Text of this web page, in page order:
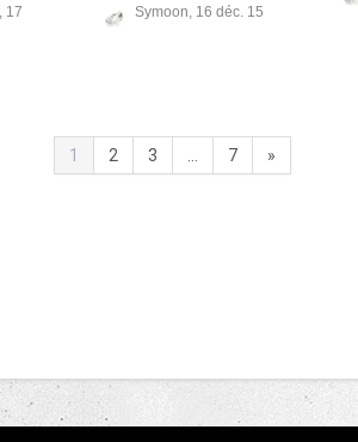
17
Symoon, 16 déc. 15
1 2 3 7 »